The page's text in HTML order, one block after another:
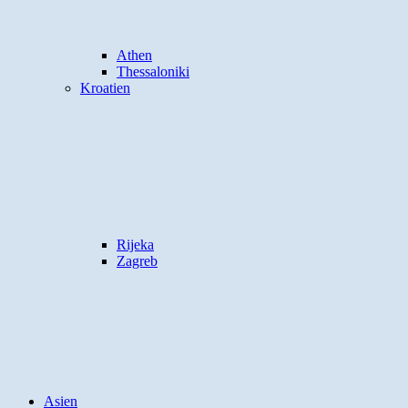
Athen
Thessaloniki
Kroatien
Rijeka
Zagreb
Asien